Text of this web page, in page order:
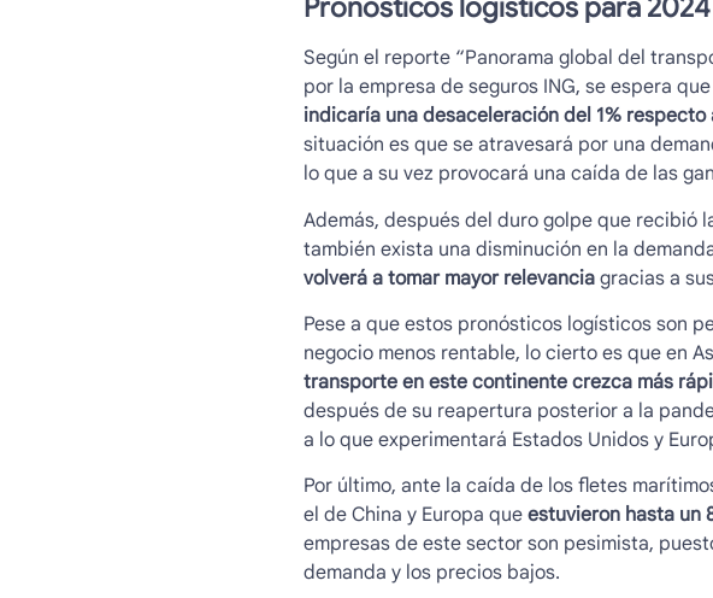
Pronósticos logísticos para 2024
Según el reporte “Panorama global del
por la empresa de seguros ING, se espera
indicaría una desaceleración del 1%
situación es que se atravesará por una
lo que a su vez provocará una caída de las
Además, después del duro golpe que recibió
también exista una disminución en la
volverá a tomar mayor relevanciagracias a
Pese a que estos pronósticos logísticos son
negocio menos rentable, lo cierto es que en
transporte en este continente crezca más
después de su reapertura posterior a la
a lo que experimentará Estados Unidos y
Por último, ante la caída de los fletes
el de China y Europa que estuvieron hasta un
empresas de este sector son pesimista,
demanda y los precios bajos.